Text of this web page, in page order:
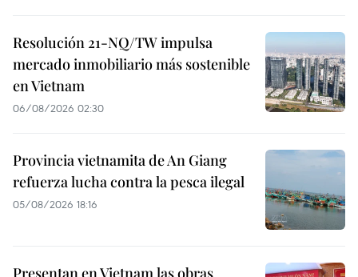
Resolución 21-NQ/TW impulsa
mercado inmobiliario más sostenible
en Vietnam
06/08/2026 02:30
Provincia vietnamita de An Giang
refuerza lucha contra la pesca ilegal
05/08/2026 18:16